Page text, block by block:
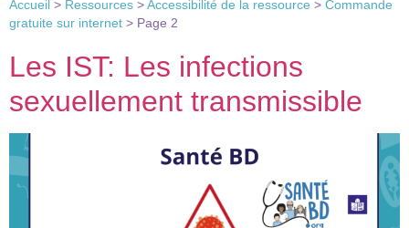
Accueil > Ressources > Accessibilité de la ressource > Commande
gratuite sur internet > Page 2
Les IST: Les infections
sexuellement transmissible